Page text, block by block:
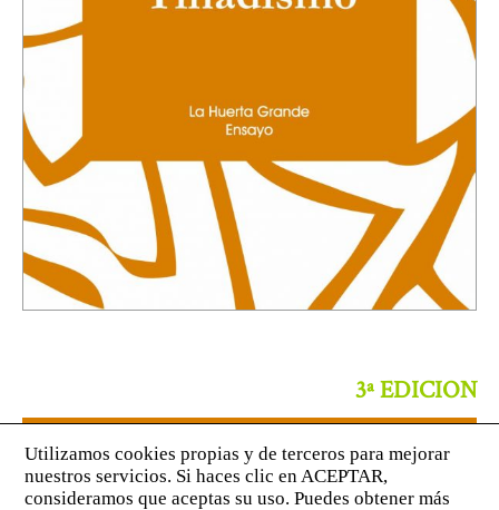
3ª EDICION
PRIMER CAPÍTULO DISPONIBLE AQUÍ
https://www.youtube.com/playlist?